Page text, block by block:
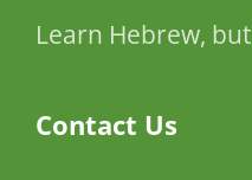
Learn Hebrew,
Contact Us